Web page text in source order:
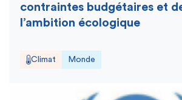
contraintes budgétaires et
l’ambition écologique
Climat Monde